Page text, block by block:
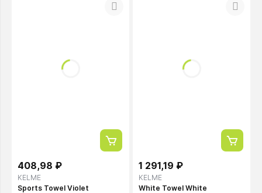
KELME
408,98 ₽
Sports Towel Violet
KELME
1 291,19 ₽
White Towel White